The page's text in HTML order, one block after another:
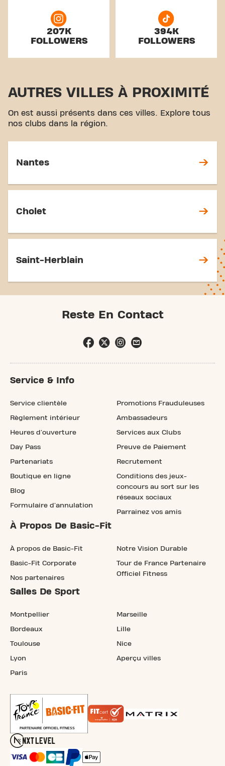
207K
FOLLOWERS
394K
FOLLOWERS
AUTRES VILLES À PROXIMITÉ
On est aussi présents dans ces villes. Explore tous
nos clubs dans la région.
Nantes
Cholet
Saint-Herblain
Reste En Contact
Service & Info
Service clientèle
Règlement intérieur
Heures d'ouverture
Day Pass
Partenariats
Boutique en ligne
Blog
Formulaire d'annulation
Promotions Frauduleuses
Ambassadeurs
Services aux Clubs
Preuve de Paiement
Recrutement
Conditions des jeux-
concours au sort sur les
réseaux sociaux
Parrainez vos amis
À Propos De Basic-Fit
À propos de Basic-Fit
Basic-Fit Corporate
Nos partenaires
Notre Vision Durable
Tour de France Partenaire
Officiel Fitness
Salles De Sport
Montpellier
Bordeaux
Toulouse
Lyon
Paris
Marseille
Lille
Nice
Aperçu villes